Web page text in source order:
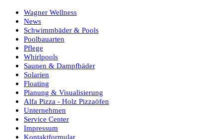
Wagner Wellness
News
Schwimmbäder & Pools
Poolbauarten
Pflege
Whirlpools
Saunen & Dampfbäder
Solarien
Floating
Planung & Visualisierung
Alfa Pizza - Holz Pizzaöfen
Unternehmen
Service Center
Impressum
Kontaktformular